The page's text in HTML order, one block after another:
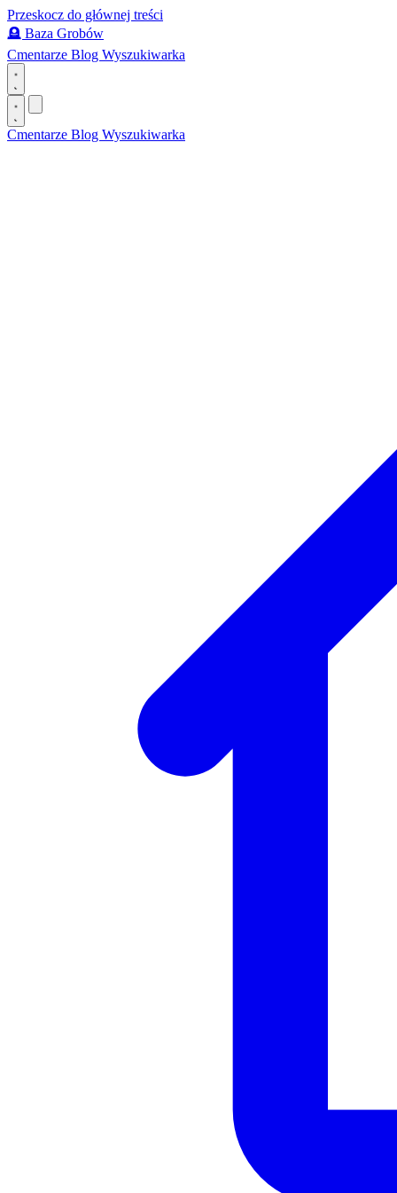
Przeskocz do głównej treści
🪦 Baza Grobów
Cmentarze Blog Wyszukiwarka
Cmentarze Blog Wyszukiwarka